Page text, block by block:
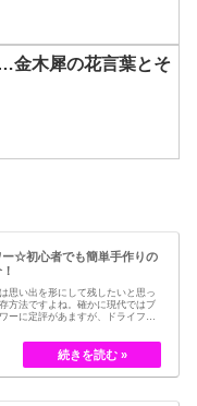
金木犀の花言葉とそ
ー☆初心者でも簡単手作りの
思い出を形にして残したいと思っ
方法ですよね。確かに現代ではブ
ーに定評があますが、ドライフラ
のブーケなどに使われた花など、
ービスが有名ですが、昔はドライ
されてきました。30代以降の…